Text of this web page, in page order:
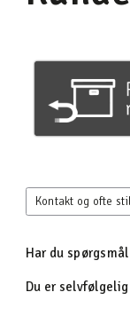
Kontakt og ofte
Har du
Du er